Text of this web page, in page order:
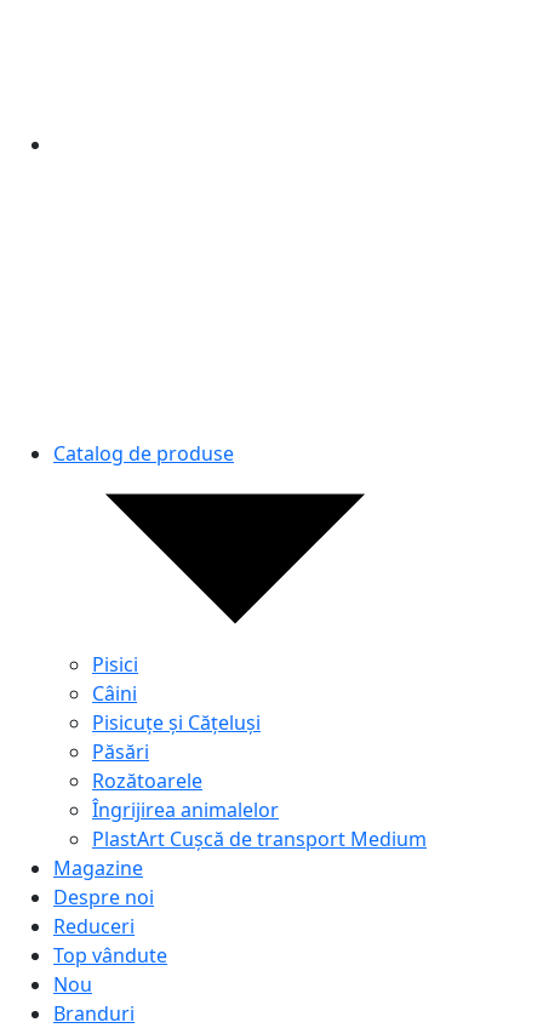
Catalog de produse
Pisici
Câini
Pisicuțe și Cățeluși
Păsări
Rozătoarele
Îngrijirea animalelor
PlastArt Cușcă de transport Medium
Magazine
Despre noi
Reduceri
Top vândute
Nou
Branduri